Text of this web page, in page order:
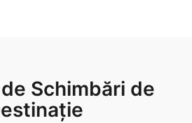
Schimbări de